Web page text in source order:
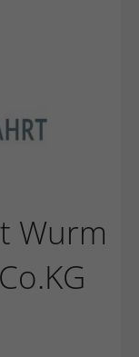
Wurm
des _gat-
wird, um
mit hohem